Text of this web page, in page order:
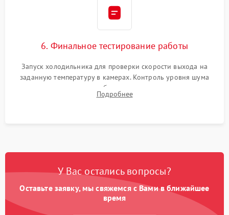
6. Финальное тестирование работы
Запуск холодильника для проверки скорости выхода на
заданную температуру в камерах. Контроль уровня шума
компрессора, отсутствия обмерзания стенок и корректного
срабатывания системы автоматической оттайки.
Подробнее
У Вас остались вопросы?
Оставьте заявку, мы свяжемся с Вами в ближайшее
время